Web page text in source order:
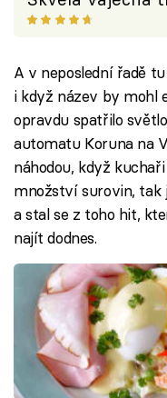
A v neposlední řadě
i když název by mohl
opravdu spatřilo
automatu Koruna na
náhodou, když
množství surovin, tak
a stal se z toho hit,
najít dodnes.